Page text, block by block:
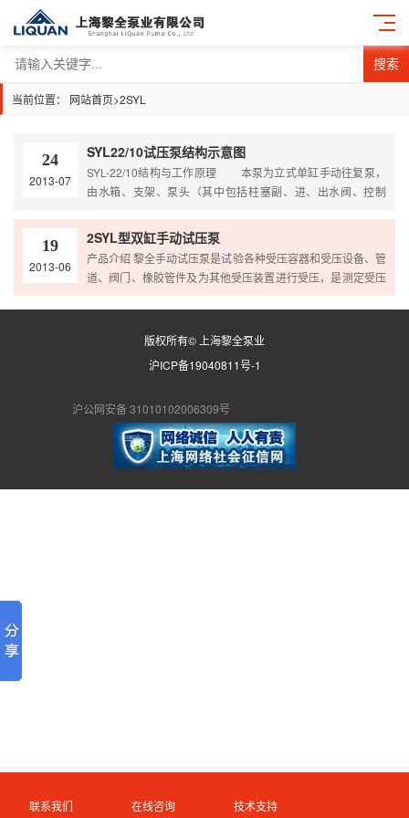
搜索
当前位置： 网站首页>2SYL
24
2013-07
SYL22/10试压泵结构示意图
SYL-22/10结构与工作原理 本泵为立式单缸手动往复泵，
由水箱、支架、泵头（其中包括柱塞副、进、出水阀、控制
接管等零部件组成。泵体用螺栓固定在支架上，支架安装在水
箱上面。泵体为整体锻钢制成，各种阀和手柄、压力表、工作
接管等都装设在泵体上或与它相连接。支架除用作安装泵体
外，兼作搬运时之提手。水箱底下有活动足架和滚轮，既便于
搬移时…
19
2013-06
2SYL型双缸手动试压泵
产品介绍 黎全手动试压泵是试验各种受压容器和受压设备、管
道、阀门、橡胶管件及为其他受压装置进行受压，是测定受压
容器设备的测试仪器，工作压力可达80兆帕（800公斤），在
压或油压试验的效果。 产品原理 手动试压泵由泵体、两根柱
原理： 柱塞通过手柄上提时，泵体内产生真空，进水阀…
版权所有© 上海黎全泵业
沪ICP备19040811号-1
沪公网安备 31010102006309号
联系我们 在线咨询 技术支持